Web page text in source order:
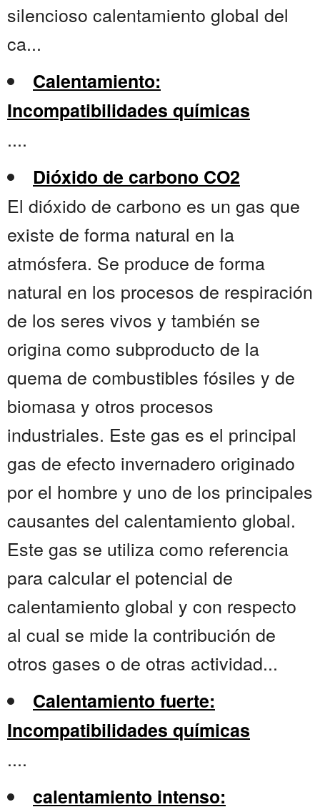
silencioso calentamiento global del
ca...
Calentamiento:
Incompatibilidades químicas
....
Dióxido de carbono CO2
El dióxido de carbono es un gas que
existe de forma natural en la
atmósfera. Se produce de forma
natural en los procesos de respiración
de los seres vivos y también se
origina como subproducto de la
quema de combustibles fósiles y de
biomasa y otros procesos
industriales. Este gas es el principal
gas de efecto invernadero originado
por el hombre y uno de los principales
causantes del calentamiento global.
Este gas se utiliza como referencia
para calcular el potencial de
calentamiento global y con respecto
al cual se mide la contribución de
otros gases o de otras actividad...
Calentamiento fuerte:
Incompatibilidades químicas
....
calentamiento intenso: